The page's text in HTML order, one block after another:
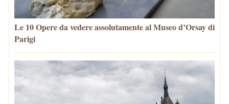
Le 10 Opere da vedere assolutamente al Museo d’Orsay di
Parigi